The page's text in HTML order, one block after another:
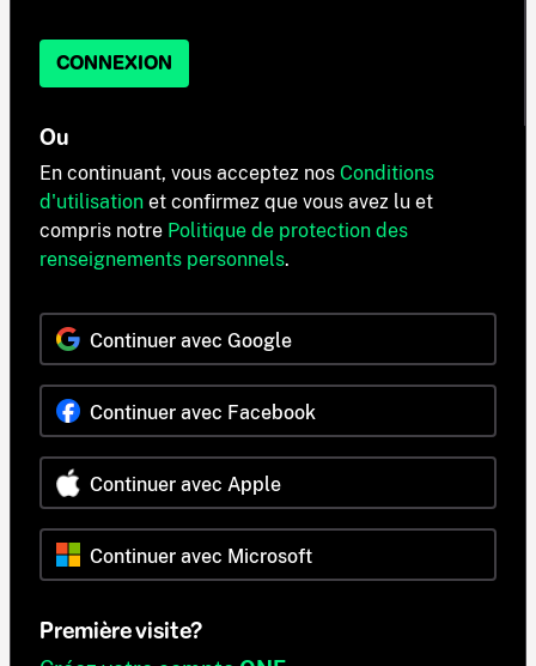
CONNEXION
Ou
En continuant, vous acceptez nos Conditions
d'utilisation et confirmez que vous avez lu et
compris notre Politique de protection des
renseignements personnels.
Continuer avec Google
Continuer avec Facebook
Continuer avec Apple
Continuer avec Microsoft
Première visite?